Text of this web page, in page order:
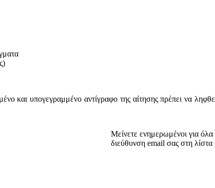
υπογεγραμμένο αντίγραφο της αίτησης πρέπει να
Μείνετε ενημερωμένοι για
διεύθυνση email σας στη